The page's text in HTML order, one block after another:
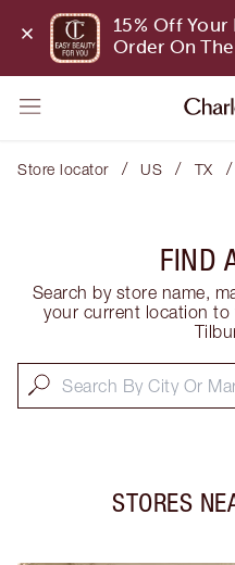
15% Off Your
Order On
Store locator / US / TX /
FIND
Search by store name,
your current location
STORES